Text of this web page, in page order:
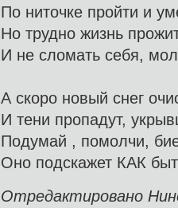
По ниточке пройти и
Но трудно жизнь
И не сломать себя,
А скоро новый снег
И тени пропадут,
Подумай , помолчи,
Оно подскажет КАК
Отредактировано